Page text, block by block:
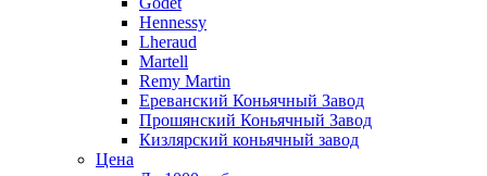
Hennessy
Lheraud
Martell
Remy Martin
Ереванский Коньячный Завод
Прошянский Коньячный Завод
Кизлярский коньячный завод
Цена